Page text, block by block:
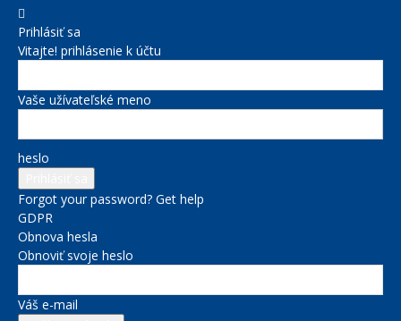
Prihlásiť sa
Vitajte! prihlásenie k účtu
Vaše užívateľské meno
heslo
Forgot your password? Get help
GDPR
Obnova hesla
Obnoviť svoje heslo
Váš e-mail